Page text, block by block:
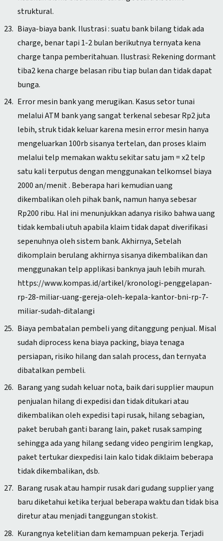
struktural.
Biaya-biaya bank. Ilustrasi : suatu bank bilang tidak ada
charge, benar tapi 1-2 bulan berikutnya ternyata kena
charge tanpa pemberitahuan. Ilustrasi: Rekening dormant
tiba2 kena charge belasan ribu tiap bulan dan tidak dapat
bunga.
Error mesin bank yang merugikan. Kasus setor tunai
melalui ATM bank yang sangat terkenal sebesar Rp2 juta
lebih, struk tidak keluar karena mesin error mesin hanya
mengeluarkan 100rb sisanya tertelan, dan proses klaim
melalui telp memakan waktu sekitar satu jam = x2 telp
satu kali terputus dengan menggunakan telkomsel biaya
2000 an/menit . Beberapa hari kemudian uang
dikembalikan oleh pihak bank, namun hanya sebesar
Rp200 ribu. Hal ini menunjukkan adanya risiko bahwa uang
tidak kembali utuh apabila klaim tidak dapat diverifikasi
sepenuhnya oleh sistem bank. Akhirnya, Setelah
dikomplain berulang akhirnya sisanya dikembalikan dan
menggunakan telp applikasi banknya jauh lebih murah.
https://www.kompas.id/artikel/kronologi-penggelapan-
rp-28-miliar-uang-gereja-oleh-kepala-kantor-bni-rp-7-
miliar-sudah-ditalangi
Biaya pembatalan pembeli yang ditanggung penjual. Misal
sudah diprocess kena biaya packing, biaya tenaga
persiapan, risiko hilang dan salah process, dan ternyata
dibatalkan pembeli.
Barang yang sudah keluar nota, baik dari supplier maupun
penjualan hilang di expedisi dan tidak ditukari atau
dikembalikan oleh expedisi tapi rusak, hilang sebagian,
paket berubah ganti barang lain, paket rusak samping
sehingga ada yang hilang sedang video pengirim lengkap,
paket tertukar diexpedisi lain kalo tidak diklaim beberapa
tidak dikembalikan, dsb.
Barang rusak atau hampir rusak dari gudang supplier yang
baru diketahui ketika terjual beberapa waktu dan tidak bisa
diretur atau menjadi tanggungan stokist.
Kurangnya ketelitian dam kemampuan pekerja. Terjadi